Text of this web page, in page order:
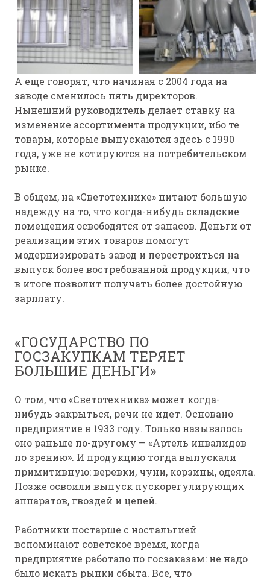
А еще говорят, что начиная с 2004 года на
заводе сменилось пять директоров.
Нынешний руководитель делает ставку на
изменение ассортимента продукции, ибо те
товары, которые выпускаются здесь с 1990
года, уже не котируются на потребительском
рынке.
В общем, на «Светотехнике» питают большую
надежду на то, что когда-нибудь складские
помещения освободятся от запасов. Деньги от
реализации этих товаров помогут
модернизировать завод и перестроиться на
выпуск более востребованной продукции, что
в итоге позволит получать более достойную
зарплату.
«ГОСУДАРСТВО ПО
ГОСЗАКУПКАМ ТЕРЯЕТ
БОЛЬШИЕ ДЕНЬГИ»
О том, что «Светотехника» может когда-
нибудь закрыться, речи не идет. Основано
предприятие в 1933 году. Только называлось
оно раньше по-другому — «Артель инвалидов
по зрению». И продукцию тогда выпускали
примитивную: веревки, чуни, корзины, одеяла.
Позже освоили выпуск пускорегулирующих
аппаратов, гвоздей и цепей.
Работники постарше с ностальгией
вспоминают советское время, когда
предприятие работало по госзаказам: не надо
было искать рынки сбыта. Все, что